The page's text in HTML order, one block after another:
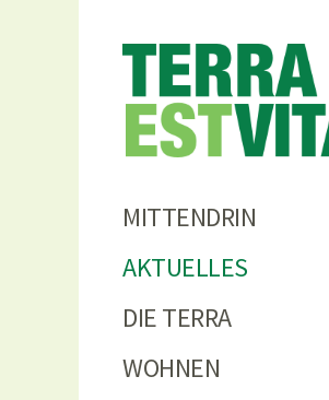
MITTENDRIN
AKTUELLES
DIE TERRA
WOHNEN